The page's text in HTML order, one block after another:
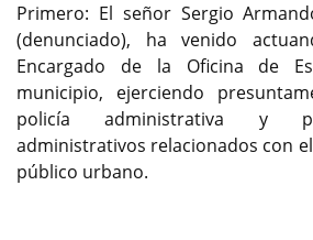
Primero: El señor Sergio
(denunciado), ha venido
Encargado de la Oficina de
municipio, ejerciendo
policía administrativa y
administrativos relacionados con
público urbano.